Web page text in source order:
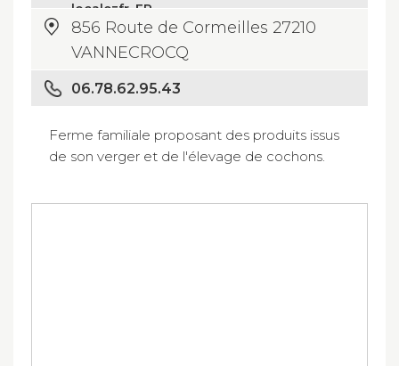
locale=fr_FR
856 Route de Cormeilles 27210
VANNECROCQ
06.78.62.95.43
Ferme familiale proposant des produits issus
de son verger et de l'élevage de cochons.